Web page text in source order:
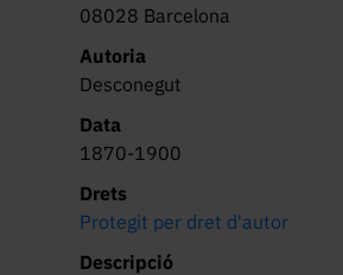
08028 Barcelona
Autoria
Desconegut
Data
1870-1900
Drets
Protegit per dret d'autor
Descripció